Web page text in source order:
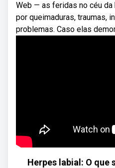
Web — as feridas no céu
por queimaduras, traumas,
problemas. Caso elas
Herpes labial: O que